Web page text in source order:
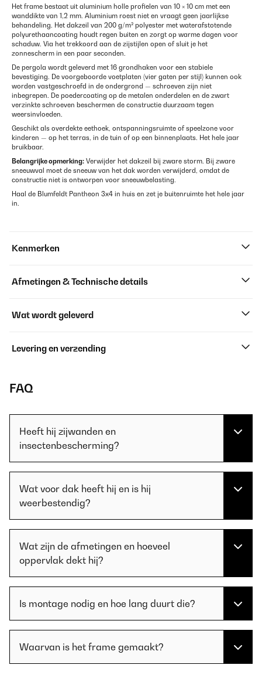
Het frame bestaat uit aluminium holle profielen van 10 × 10 cm met een
wanddikte van 1,2 mm. Aluminium roest niet en vraagt geen jaarlijkse
behandeling. Het dakzeil van 200 g/m² polyester met waterafstotende
polyurethaancoating houdt regen buiten en zorgt op warme dagen voor
schaduw. Via het trekkoord aan de zijstijlen open of sluit je het
zonnescherm in een paar seconden.
De pergola wordt geleverd met 16 grondhaken voor een stabiele
bevestiging. De voorgeboorde voetplaten (vier gaten per stijl) kunnen ook
worden vastgeschroefd in de ondergrond — schroeven zijn niet
inbegrepen. De poedercoating op de metalen onderdelen en de zwart
verzinkte schroeven beschermen de constructie duurzaam tegen
weersinvloeden.
Geschikt als overdekte eethoek, ontspanningsruimte of speelzone voor
kinderen — op het terras, in de tuin of op een binnenplaats. Het hele jaar
bruikbaar.
Belangrijke opmerking: Verwijder het dakzeil bij zware storm. Bij zware
sneeuwval moet de sneeuw van het dak worden verwijderd, omdat de
constructie niet is ontworpen voor sneeuwbelasting.
Haal de Blumfeldt Pantheon 3x4 in huis en zet je buitenruimte het hele jaar
in.
Kenmerken
Afmetingen & Technische details
Wat wordt geleverd
Levering en verzending
FAQ
Heeft hij zijwanden en
insectenbescherming?
Wat voor dak heeft hij en is hij
weerbestendig?
Wat zijn de afmetingen en hoeveel
oppervlak dekt hij?
Is montage nodig en hoe lang duurt die?
Waarvan is het frame gemaakt?